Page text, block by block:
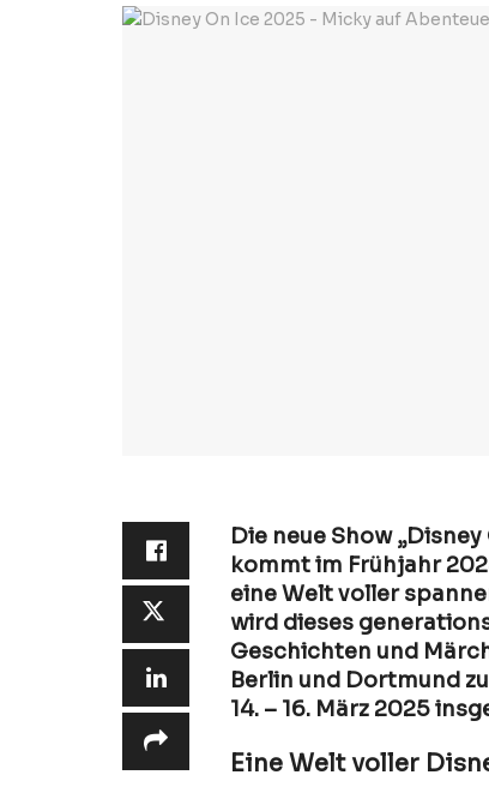
Die neue Show
kommt im Frühjahr
eine Welt voller
wird dieses
Geschichten und
Berlin und Dortmund
14. – 16. März 2025
Eine Welt voller